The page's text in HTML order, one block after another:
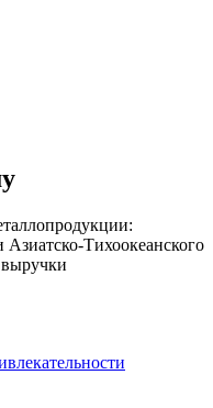
Тихоокеанского